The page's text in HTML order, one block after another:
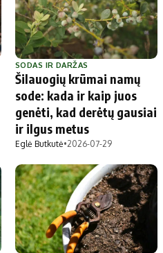
SODAS IR DARŽAS
Šilauogių krūmai namų
sode: kada ir kaip juos
genėti, kad derėtų gausiai
ir ilgus metus
Eglė Butkutė•2026-07-29